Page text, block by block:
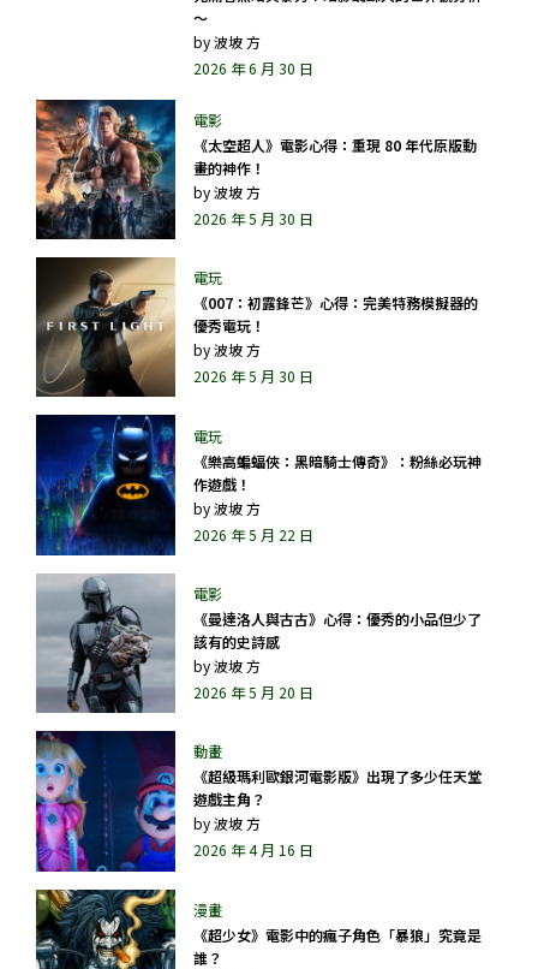
～
by波坡 方
2026 年 6 月 30 日
《太空超人》電影心得：重現 80 年代原版動
畫的神作！
by波坡 方
2026 年 5 月 30 日
《007：初露鋒芒》心得：完美特務模擬器的
優秀電玩！
by波坡 方
2026 年 5 月 30 日
《樂高蝙蝠俠：黑暗騎士傳奇》：粉絲必玩神
作遊戲！
by波坡 方
2026 年 5 月 22 日
《曼達洛人與古古》心得：優秀的小品但少了
該有的史詩感
by波坡 方
2026 年 5 月 20 日
《超級瑪利歐銀河電影版》出現了多少任天堂
遊戲主角？
by波坡 方
2026 年 4 月 16 日
《超少女》電影中的瘋子角色「暴狼」究竟是
誰？